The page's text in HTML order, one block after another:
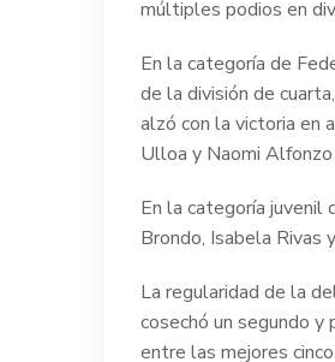
múltiples podios en
En la categoría de
de la división de
alzó con la victoria en
Ulloa y Naomi
En la categoría juvenil
Brondo, Isabela
La regularidad de la
cosechó un segundo
entre las mejores